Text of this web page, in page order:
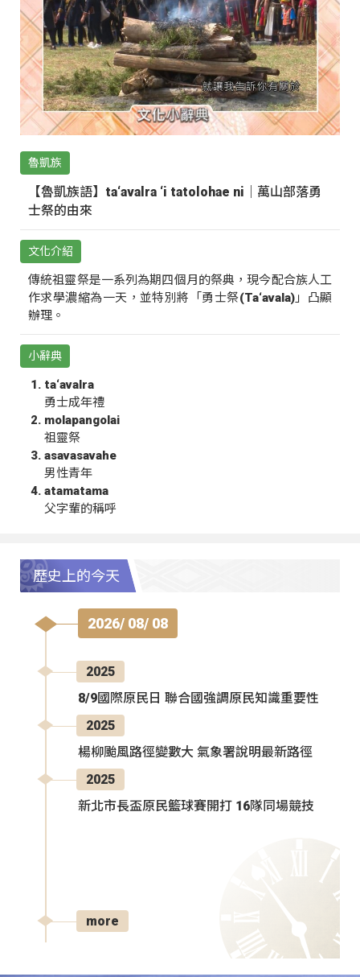
魯凱族
【魯凱族語】ta‘avalra ‘i tatolohae ni｜萬山部落勇
士祭的由來
文化介紹
傳統祖靈祭是一系列為期四個月的祭典，現今配合族人工
作求學濃縮為一天，並特別將「勇士祭(Ta‘avala)」凸顯
辦理。
小辭典
ta‘avalra
勇士成年禮
molapangolai
祖靈祭
asavasavahe
男性青年
atamatama
父字輩的稱呼
歷史上的今天
2026/ 08/ 08
2025
8/9國際原民日 聯合國強調原民知識重要性
2025
楊柳颱風路徑變數大 氣象署說明最新路徑
2025
新北市長盃原民籃球賽開打 16隊同場競技
more